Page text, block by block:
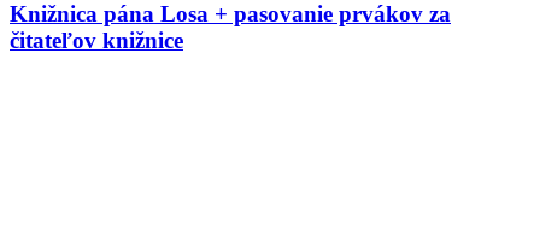
Knižnica pána Losa + pasovanie prvákov za
čitateľov knižnice